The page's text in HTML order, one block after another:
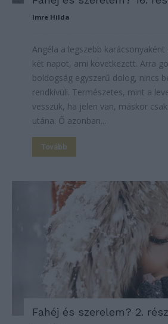
Imre Hilda
Angéla a legszebb
két napot, ami következett. Arra
boldogság egyszerű dolog, nincs
rendkívüli. Természetes, mint a
vesszük, ha jelen van, máskor
utána. Ő azonban...
Tovább
Fahéj és szerelem? 2. rész